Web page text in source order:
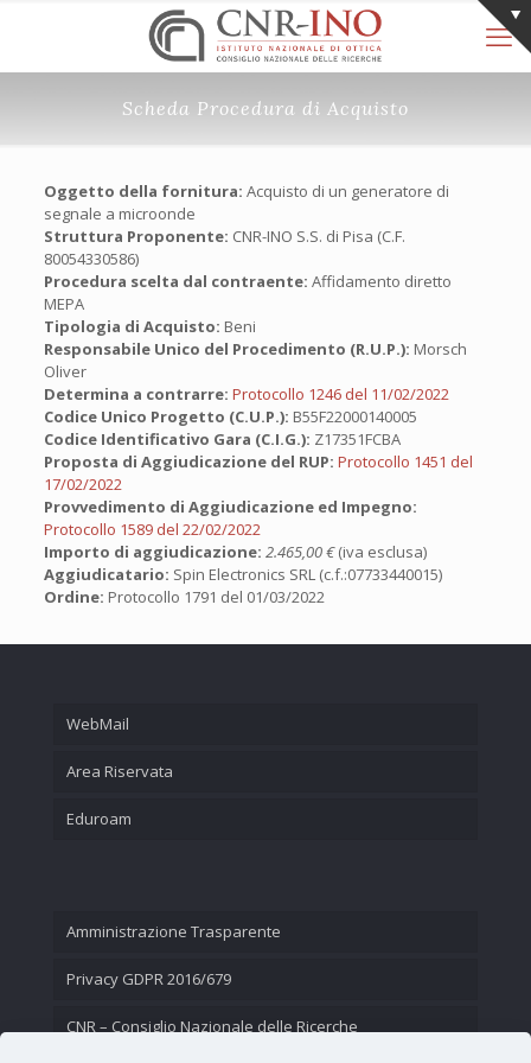
Scheda Procedura di Acquisto
Oggetto della fornitura: Acquisto di un generatore di
segnale a microonde
Struttura Proponente: CNR-INO S.S. di Pisa (C.F.
80054330586)
Procedura scelta dal contraente: Affidamento diretto
MEPA
Tipologia di Acquisto: Beni
Responsabile Unico del Procedimento (R.U.P.): Morsch
Oliver
Determina a contrarre: Protocollo 1246 del 11/02/2022
Codice Unico Progetto (C.U.P.): B55F22000140005
Codice Identificativo Gara (C.I.G.): Z17351FCBA
Proposta di Aggiudicazione del RUP: Protocollo 1451 del
17/02/2022
Provvedimento di Aggiudicazione ed Impegno:
Protocollo 1589 del 22/02/2022
Importo di aggiudicazione: 2.465,00 €(iva esclusa)
Aggiudicatario: Spin Electronics SRL (c.f.:07733440015)
Ordine: Protocollo 1791 del 01/03/2022
WebMail
Area Riservata
Eduroam
Amministrazione Trasparente
Privacy GDPR 2016/679
CNR – Consiglio Nazionale delle Ricerche